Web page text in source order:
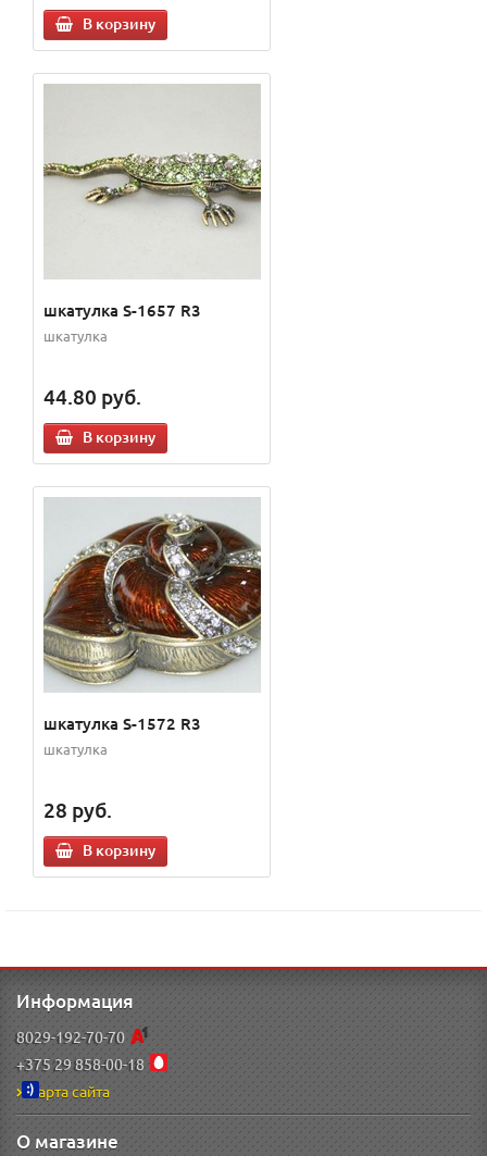
В корзину
шкатулка S-1657 R3
шкатулка
44.80 руб.
В корзину
шкатулка S-1572 R3
шкатулка
28 руб.
В корзину
Информация
8029-192-70-70
+375 29 858-00-18
Карта сайта
О магазине